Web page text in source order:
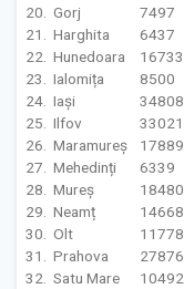
20.
Gorj 7497
21.
Harghita 6437
22.
Hunedoara 16733
23.
Ialomița 8500
24. Iași 34808
25.
Ilfov 33021
26.
Maramureș 17889
27.
Mehedinți 6339
28.
Mureș 18480
29.
Neamț 14668
30.
Olt 11778
31.
Prahova 27876
32.
Satu Mare 10492